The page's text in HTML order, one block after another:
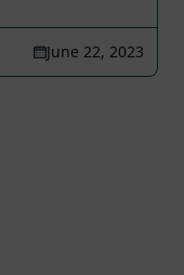
June 22, 2023